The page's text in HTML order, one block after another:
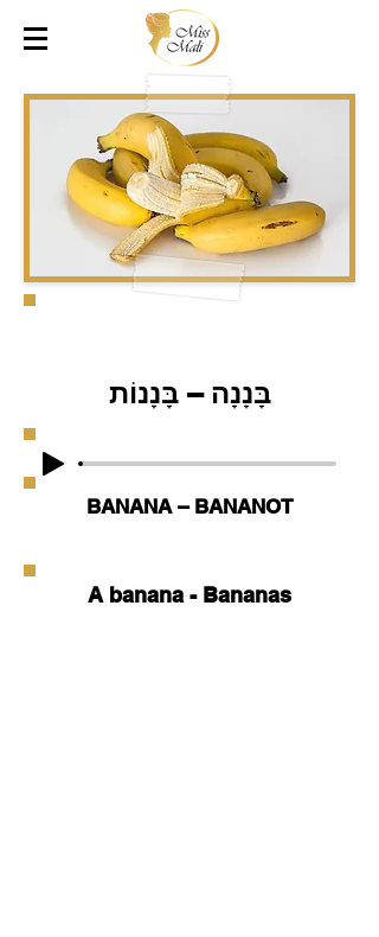
בָּנָנָה – בָּנָנוֹת
BANANA – BANANOT
A banana - Bananas